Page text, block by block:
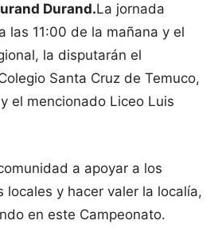
Durand.La jornada
las 11:00 de la mañana y el
la disputarán el
Santa Cruz de Temuco,
el mencionado Liceo Luis
a apoyar a los
locales y hacer valer la localía,
en este Campeonato.